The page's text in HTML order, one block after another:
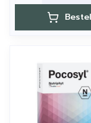
Bestel